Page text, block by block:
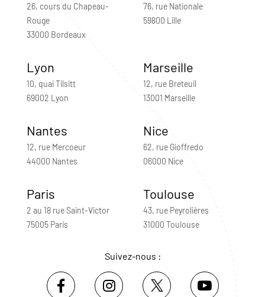
26, cours du Chapeau-
Rouge
33000 Bordeaux
76, rue Nationale
59800 Lille
Lyon
10, quai Tilsitt
69002 Lyon
Marseille
12, rue Breteuil
13001 Marseille
Nantes
12, rue Mercoeur
44000 Nantes
Nice
62, rue Gioffredo
06000 Nice
Paris
2 au 18 rue Saint-Victor
75005 Paris
Toulouse
43, rue Peyrolières
31000 Toulouse
Suivez-nous :